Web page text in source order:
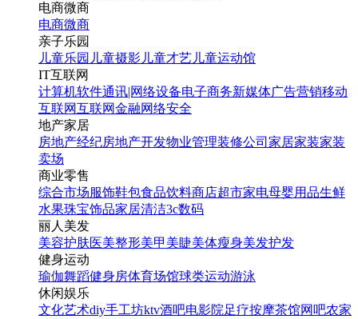
电商微商
电商微商
亲子乐园
儿童乐园 儿童摄影 儿童才艺 儿童运动馆
IT互联网
计算机软件通讯|网络设备电子商务新媒体广告营销移动
互联网互联网金融网络安全
地产家居
房地产经纪房地产开发物业管理装修公司 家居家装家装
卖场
商业零售
综合市场服饰鞋包食品饮料商店超市家电母婴用品生鲜
水果珠宝饰品家居清洁3c数码
丽人美发
美容护肤医美整形美甲美睫美体瘦身美发护发
健身运动
瑜伽舞蹈健身房体育场馆球类运动游泳
休闲娱乐
文化艺术diy手工坊ktv酒吧电影院足疗按摩茶馆网吧农家